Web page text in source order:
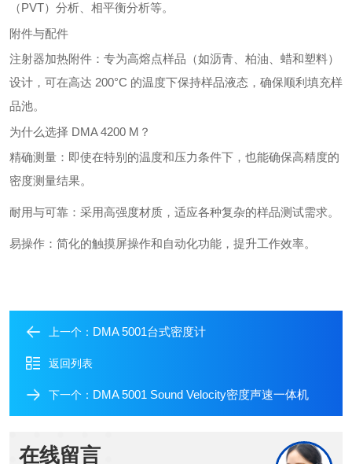
（PVT）分析、相平衡分析等。
附件与配件
注射器加热附件：专为高熔点样品（如沥青、柏油、蜡和塑料）
设计，可在高达 200°C 的温度下保持样品液态，确保顺利填充样
品池。
为什么选择 DMA 4200 M？
精确测量：即使在特别的温度和压力条件下，也能确保高精度的
密度测量结果。
耐用与可靠：采用高强度材质，适应各种复杂的样品测试需求。
易操作：简化的触摸屏操作和自动化功能，提升工作效率。
上一个： DMA 5001台式密度计
返回列表
下一个： DMA 5001 Sound Velocity密度声速一体机
在线留言